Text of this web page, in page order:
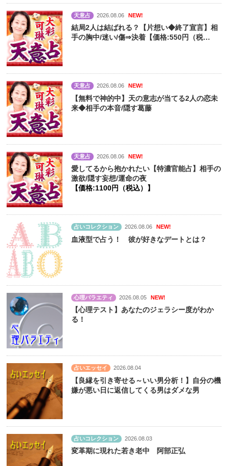
天意占 2026.08.06 NEW!
結局2人は結ばれる？【片想い◆終了宣言】相
手の胸中/迷い/傷⇒決着【価格:550円（税
天意占 2026.08.06 NEW!
【無料で神的中】天の意志が当てる2人の恋未
来◆相手の本音/隠す葛藤
天意占 2026.08.06 NEW!
愛してるから抱かれたい【特濃官能占】相手の
激欲/隠す妄想/運命の夜
【価格:1100円（税込）】
占いコレクション 2026.08.06 NEW!
血液型で占う！ 彼が好きなデートとは？
心理バラエティ 2026.08.05 NEW!
【心理テスト】あなたのジェラシー度がわか
る！
占いエッセイ 2026.08.04
【良縁を引き寄せる～いい男分析！】自分の機
嫌が悪い日に返信してくる男はダメな男
占いコレクション 2026.08.03
変革期に現れた若き老中 阿部正弘